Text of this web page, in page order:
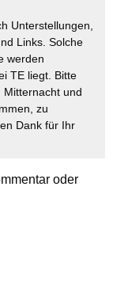
Unterstellungen,
Links. Solche
werden
TE liegt. Bitte
Mitternacht und
zu
Dank für Ihr
oder